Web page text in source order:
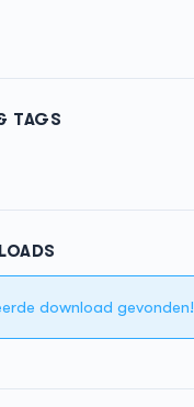
TAGS
download gevonden!